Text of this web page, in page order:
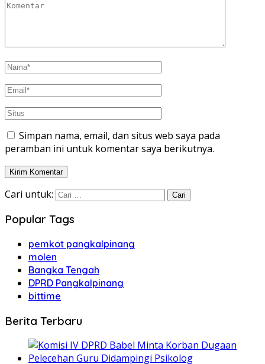
Simpan nama, email, dan situs web saya pada
peramban ini untuk komentar saya berikutnya.
Cari untuk:
Popular Tags
pemkot pangkalpinang
molen
Bangka Tengah
DPRD Pangkalpinang
bittime
Berita Terbaru